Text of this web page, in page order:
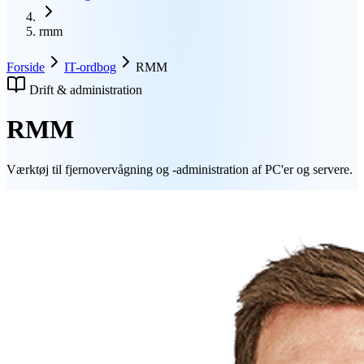
rmm
Forside IT-ordbog
RMM
Drift & administration
RMM
Værktøj til fjernovervågning og -administration af PC'er og servere.